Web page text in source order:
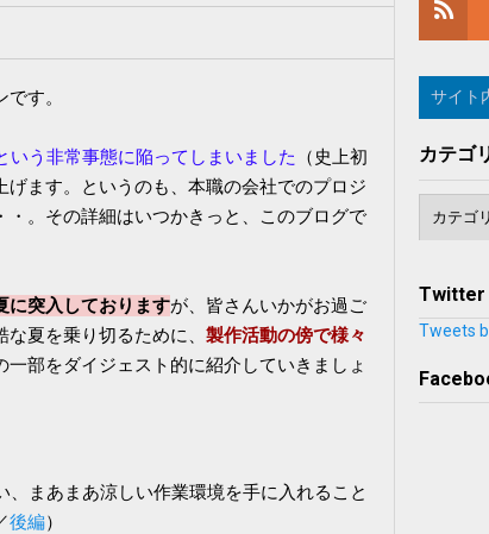
す。
いう非常事態に陥ってしまいました
（史上初
ます。というのも、本職の会社でのプロジ
。その詳細はいつかきっと、このブログで
に突入しておりますが、皆さんいかがお過ご
夏を乗り切るために、 製作活動の傍で様々
一部をダイジェスト的に紹介していきましょ
まあまあ涼しい作業環境を手に入れること
後編）
カテゴ
Twitter
Tweets